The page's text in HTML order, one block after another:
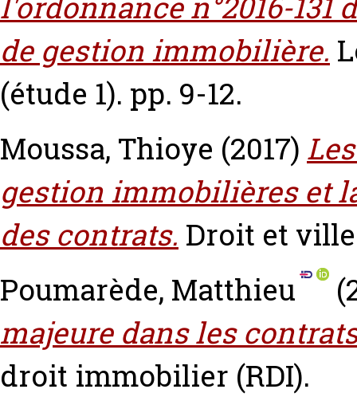
de gestion immobilière.
(étude 1). pp. 9-12.
Moussa, Thioye (2017)
gestion immobilières et
des contrats. Droit et ville
Poumarède, Matthieu
majeure dans les
droit immobilier (RDI).